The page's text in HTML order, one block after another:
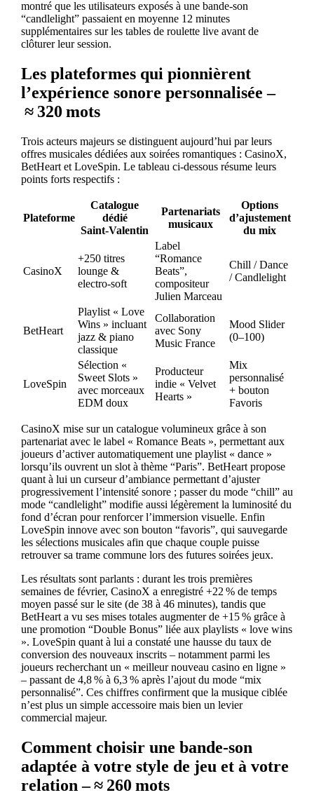
montré que les utilisateurs exposés à une bande‑son
“candlelight” passaient en moyenne 12 minutes
supplémentaires sur les tables de roulette live avant de
clôturer leur session.
Les plateformes qui pionnièrent
l’expérience sonore personnalisée –
≈ 320 mots
Trois acteurs majeurs se distinguent aujourd’hui par leurs
offres musicales dédiées aux soirées romantiques : CasinoX,
BetHeart et LoveSpin. Le tableau ci‑dessous résume leurs
points forts respectifs :
Plateforme
Catalogue
dédié
Saint‑Valentin
Partenariats
musicaux
Options
d’ajustement
du mix
CasinoX
+250 titres
lounge &
electro‑soft
Label
“Romance
Beats”,
compositeur
Julien Marceau
Chill / Dance
/ Candlelight
BetHeart
Playlist « Love
Wins » incluant
jazz & piano
classique
Collaboration
avec Sony
Music France
Mood Slider
(0–100)
LoveSpin
Sélection «
Sweet Slots »
avec morceaux
EDM doux
Producteur
indie « Velvet
Hearts »
Mix
personnalisé
+ bouton
Favoris
CasinoX mise sur un catalogue volumineux grâce à son
partenariat avec le label « Romance Beats », permettant aux
joueurs d’activer automatiquement une playlist « dance »
lorsqu’ils ouvrent un slot à thème “Paris”. BetHeart propose
quant à lui un curseur d’ambiance permettant d’ajuster
progressivement l’intensité sonore ; passer du mode “chill” au
mode “candlelight” modifie aussi légèrement la luminosité du
fond d’écran pour renforcer l’immersion visuelle. Enfin
LoveSpin innove avec son bouton “favoris”, qui sauvegarde
les sélections musicales afin que chaque couple puisse
retrouver sa trame commune lors des futures soirées jeux.
Les résultats sont parlants : durant les trois premières
semaines de février, CasinoX a enregistré +22 % de temps
moyen passé sur le site (de 38 à 46 minutes), tandis que
BetHeart a vu ses mises totales augmenter de +15 % grâce à
une promotion “Double Bonus” liée aux playlists « love wins
». LoveSpin quant à lui a constaté une hausse du taux de
conversion des nouveaux inscrits – notamment parmi les
joueurs recherchant un « meilleur nouveau casino en ligne »
– passant de 4,8 % à 6,3 % après l’ajout du mode “mix
personnalisé”. Ces chiffres confirment que la musique ciblée
n’est plus un simple accessoire mais bien un levier
commercial majeur.
Comment choisir une bande‑son
adaptée à votre style de jeu et à votre
relation – ≈ 260 mots